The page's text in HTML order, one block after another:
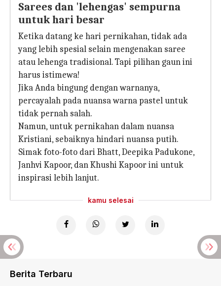
Sarees dan 'lehengas' sempurna
untuk hari besar
Ketika datang ke hari pernikahan, tidak ada
yang lebih spesial selain mengenakan saree
atau lehenga tradisional. Tapi pilihan gaun ini
harus istimewa!
Jika Anda bingung dengan warnanya,
percayalah pada nuansa warna pastel untuk
tidak pernah salah.
Namun, untuk pernikahan dalam nuansa
Kristiani, sebaiknya hindari nuansa putih.
Simak foto-foto dari Bhatt, Deepika Padukone,
Janhvi Kapoor, dan Khushi Kapoor ini untuk
inspirasi lebih lanjut.
kamu selesai
Berita Terbaru